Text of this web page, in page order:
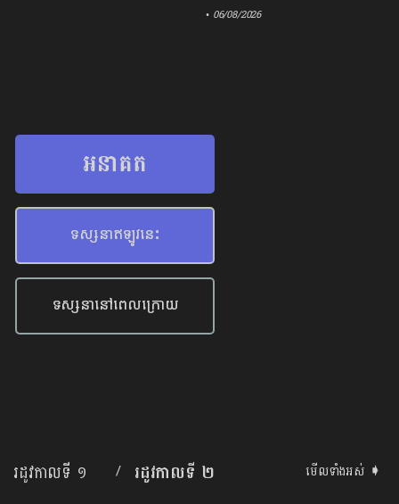
• 06/08/2026
អនាគត
ទស្សនាឥឡូវនេះ
ទស្សនានៅពេលក្រោយ
រដូវកាលទី ១ / រដូវកាលទី ២ មើលទាំងអស់ ➧